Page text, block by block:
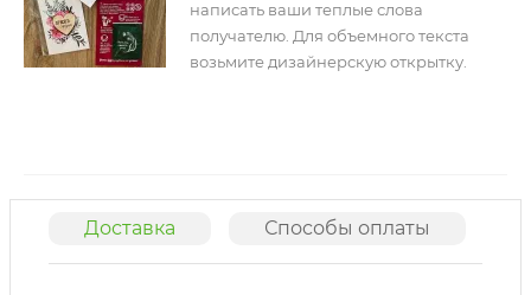
написать ваши теплые слова
получателю. Для объемного текста
возьмите дизайнерскую открытку.
Доставка Способы оплаты